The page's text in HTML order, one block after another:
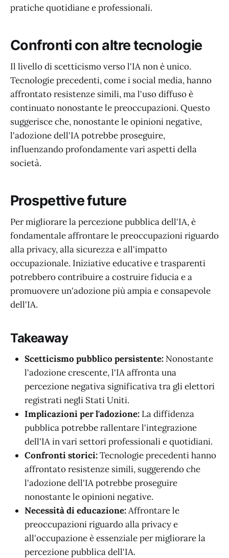
pratiche quotidiane e professionali.
Confronti con altre tecnologie
Il livello di scetticismo verso l'IA non è unico.
Tecnologie precedenti, come i social media, hanno
affrontato resistenze simili, ma l'uso diffuso è
continuato nonostante le preoccupazioni. Questo
suggerisce che, nonostante le opinioni negative,
l'adozione dell'IA potrebbe proseguire,
influenzando profondamente vari aspetti della
società.
Prospettive future
Per migliorare la percezione pubblica dell'IA, è
fondamentale affrontare le preoccupazioni riguardo
alla privacy, alla sicurezza e all'impatto
occupazionale. Iniziative educative e trasparenti
potrebbero contribuire a costruire fiducia e a
promuovere un'adozione più ampia e consapevole
dell'IA.
Takeaway
Scetticismo pubblico persistente: Nonostante
l'adozione crescente, l'IA affronta una
percezione negativa significativa tra gli elettori
registrati negli Stati Uniti.
Implicazioni per l'adozione: La diffidenza
pubblica potrebbe rallentare l'integrazione
dell'IA in vari settori professionali e quotidiani.
Confronti storici:Tecnologie precedenti hanno
affrontato resistenze simili, suggerendo che
l'adozione dell'IA potrebbe proseguire
nonostante le opinioni negative.
Necessità di educazione:Affrontare le
preoccupazioni riguardo alla privacy e
all'occupazione è essenziale per migliorare la
percezione pubblica dell'IA.